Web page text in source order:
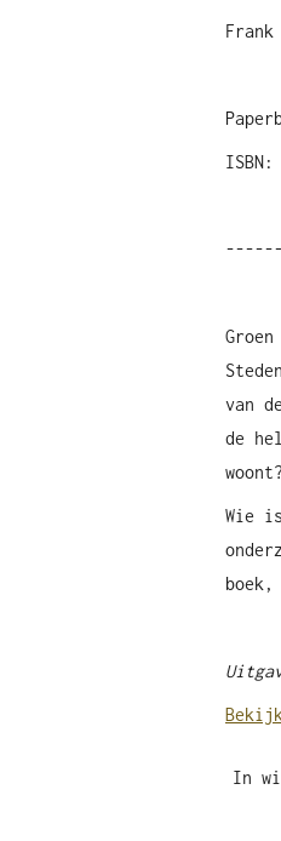
ISBN:
van
de
woont?
Wie
In